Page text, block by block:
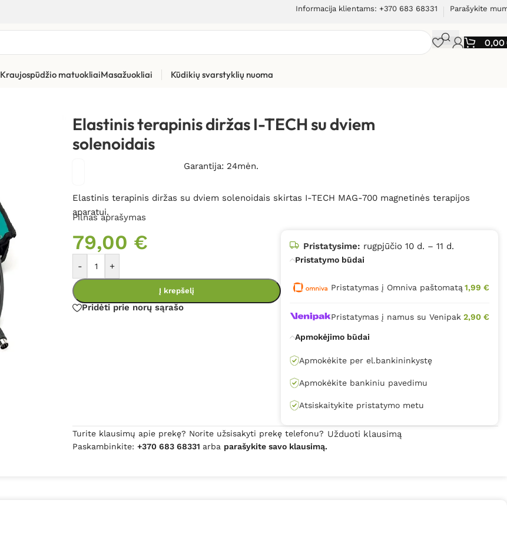
Informacija klientams: +370 683 68331 Parašykite
0,00
Kraujospūdžio matuokliaiMasažuokliai Kūdikių svarstyklių nuoma
Elastinis terapinis diržas I-TECH su dviem solenoidais
Elastinis terapinis diržas I-TECH su dviem
solenoidais
Garantija: 24mėn.
Elastinis terapinis diržas su dviem solenoidais skirtas I-TECH MAG-700 magnetinės terapijos
aparatui.
Pilnas aprašymas
79,00 €
- +
Į krepšelį
Pridėti prie norų sąrašo
Pristatysime: rugpjūčio 10 d. – 11 d.
Pristatymo būdai
Pristatymas į Omniva paštomatą 1,99 €
Pristatymas į namus su Venipak 2,90 €
Apmokėjimo būdai
Apmokėkite per el.bankininkystę
Apmokėkite bankiniu pavedimu
Atsiskaitykite pristatymo metu
Turite klausimų apie prekę? Norite užsisakyti prekę telefonu?
Paskambinkite:+370 683 68331 arba parašykite savo klausimą.
Užduoti klausimą